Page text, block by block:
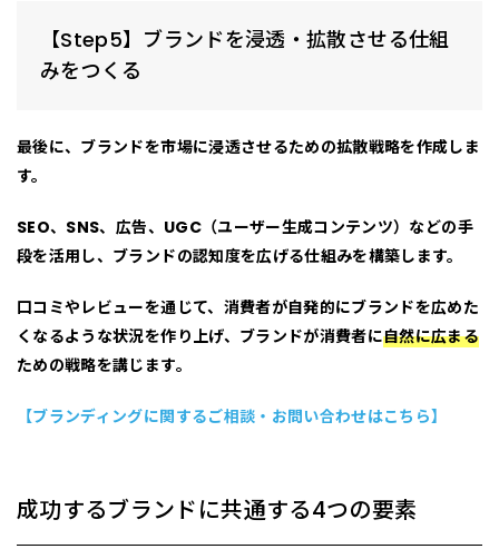
【Step5】ブランドを浸透・拡散させる仕組
みをつくる
最後に、ブランドを市場に浸透させるための拡散戦略を作成しま
す。
SEO、SNS、広告、UGC（ユーザー生成コンテンツ）などの手
段を活用し、ブランドの認知度を広げる仕組みを構築します。
口コミやレビューを通じて、消費者が自発的にブランドを広めた
くなるような状況を作り上げ、ブランドが消費者に自然に広まる
ための戦略を講じます。
【ブランディングに関するご相談・お問い合わせはこちら】
成功するブランドに共通する4つの要素